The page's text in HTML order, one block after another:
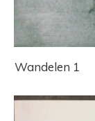
Wandelen 1